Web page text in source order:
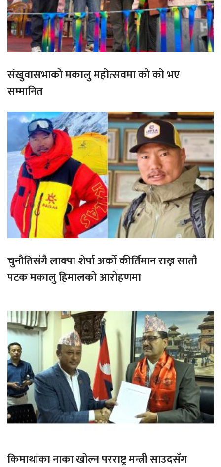
संखुवासभाको मकालु महोत्सवमा को को भए
सम्मानित
चुनौतिसंगै लाक्पा शेर्पा अर्को कीर्तिमान राख्न सातौ
पटक मकालु हिमालको आरोहणमा
किमाथांका नाका खोल्न परराष्ट्र मन्त्री साउदसँग